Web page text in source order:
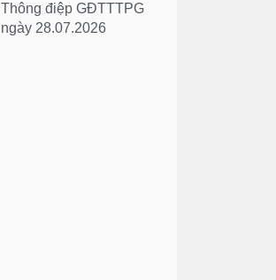
Thông điệp GĐTTTPG
ngày 28.07.2026